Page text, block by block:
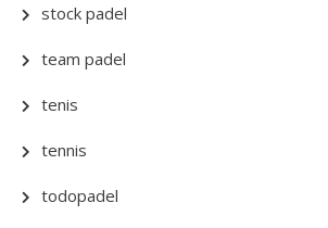
stock padel
team padel
tenis
tennis
todopadel